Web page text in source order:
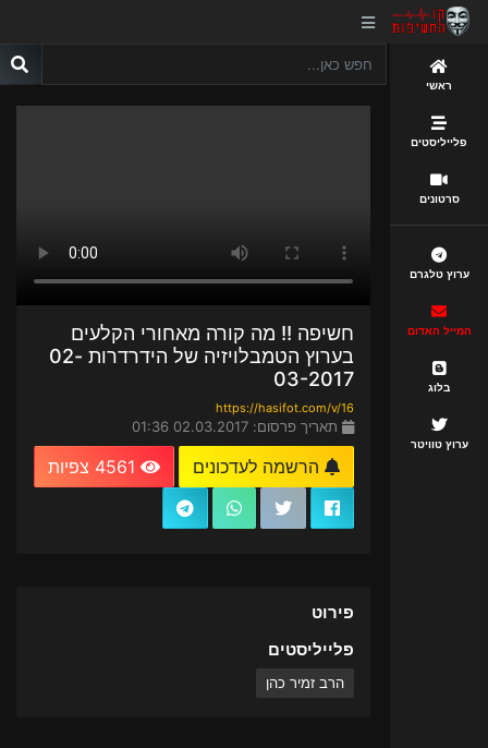
ראשי
פלייליסטים
סרטונים
ערוץ טלגרם
המייל האדום
בלוג
ערוץ טוויטר
חשיפה !! מה קורה מאחורי הקלעים
בערוץ הטמבלויזיה של הידרדרות 02-
03-2017
https://hasifot.com/v/16
תאריך פרסום: 02.03.2017 01:36
הרשמה לעדכונים
פירוט
פלייליסטים
הרב זמיר כהן